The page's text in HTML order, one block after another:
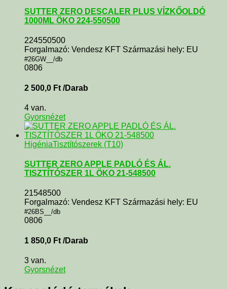
SUTTER ZERO DESCALER PLUS VÍZKŐOLDÓ
1000ML ÖKO 224-550500
224550500
Forgalmazó: Vendesz KFT Származási hely: EU
#26GW__/db
0806
2 500,0 Ft /Darab
4 van.
Gyorsnézet
HigéniaTisztítószerek (T10)
SUTTER ZERO APPLE PADLÓ ÉS ÁL.
TISZTÍTÓSZER 1L ÖKO 21-548500
21548500
Forgalmazó: Vendesz KFT Származási hely: EU
#26BS__/db
0806
1 850,0 Ft /Darab
3 van.
Gyorsnézet